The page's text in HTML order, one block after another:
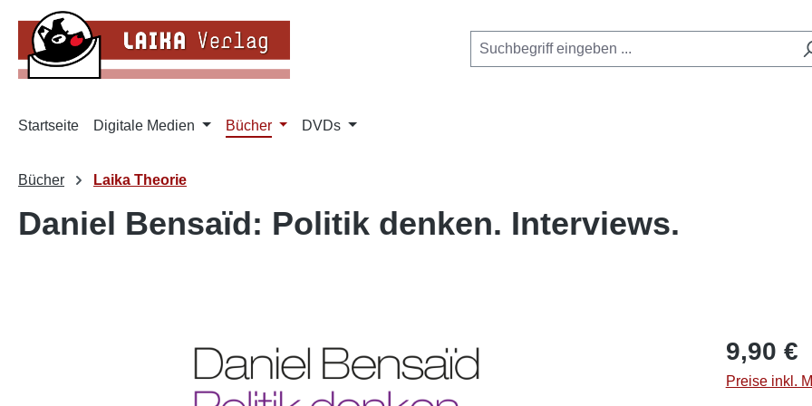
Hauptinhalt springen
Zur Suche springen
Zur Hauptnavigation springen
Startseite Digitale Medien Bücher DVDs
Bücher Laika Theorie
Daniel Bensaïd: Politik denken. Interviews.
Regulärer
9,90 €
Preise inkl.